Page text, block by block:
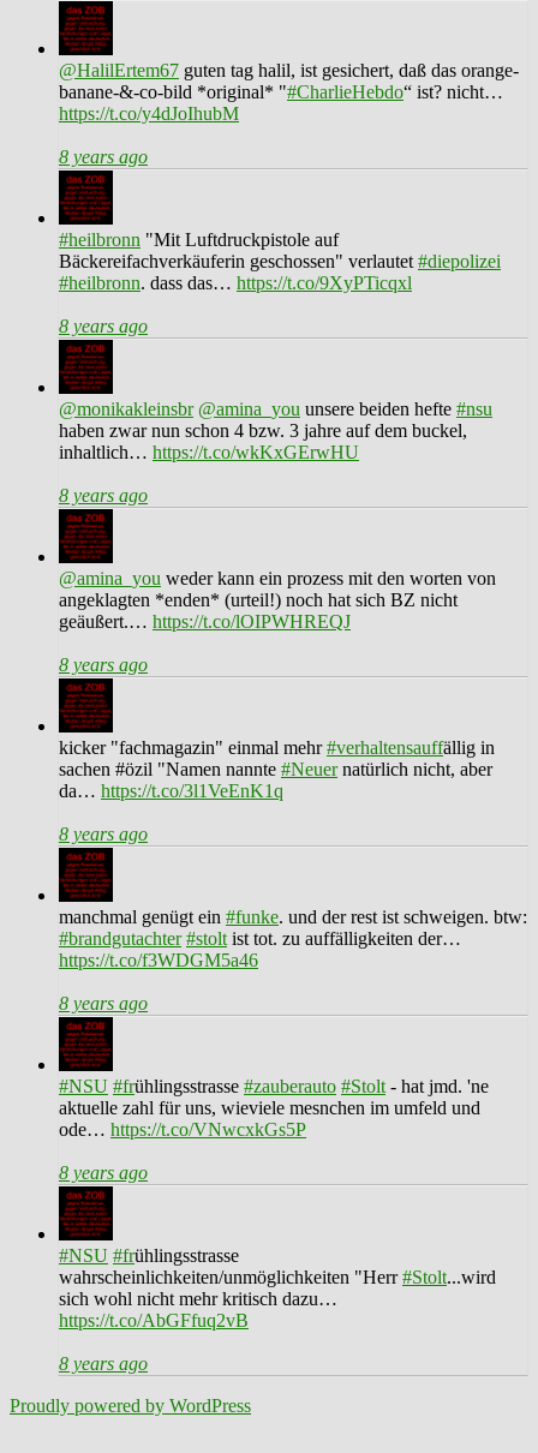
@HalilErtem67 guten tag halil, ist gesichert, daß das orange-
banane-&-co-bild *original* "#CharlieHebdo“ ist? nicht…
https://t.co/y4dJoIhubM
8 years ago
#heilbronn "Mit Luftdruckpistole auf
Bäckereifachverkäuferin geschossen" verlautet #diepolizei
#heilbronn. dass das… https://t.co/9XyPTicqxl
8 years ago
@monikakleinsbr @amina_you unsere beiden hefte #nsu
haben zwar nun schon 4 bzw. 3 jahre auf dem buckel,
inhaltlich… https://t.co/wkKxGErwHU
8 years ago
@amina_you weder kann ein prozess mit den worten von
angeklagten *enden* (urteil!) noch hat sich BZ nicht
geäußert.… https://t.co/lOIPWHREQJ
8 years ago
kicker "fachmagazin" einmal mehr#verhaltensauffällig in
sachen #özil "Namen nannte #Neuernatürlich nicht, aber
da… https://t.co/3l1VeEnK1q
8 years ago
manchmal genügt ein #funke. und der rest ist schweigen. btw:
#brandgutachter #stolt ist tot. zu auffälligkeiten der…
https://t.co/f3WDGM5a46
8 years ago
#NSU #frühlingsstrasse #zauberauto #Stolt - hat jmd. 'ne
aktuelle zahl für uns, wieviele mesnchen im umfeld und
ode… https://t.co/VNwcxkGs5P
8 years ago
#NSU #frühlingsstrasse
wahrscheinlichkeiten/unmöglichkeiten "Herr#Stolt...wird
sich wohl nicht mehr kritisch dazu…
https://t.co/AbGFfuq2vB
8 years ago
Proudly powered by WordPress